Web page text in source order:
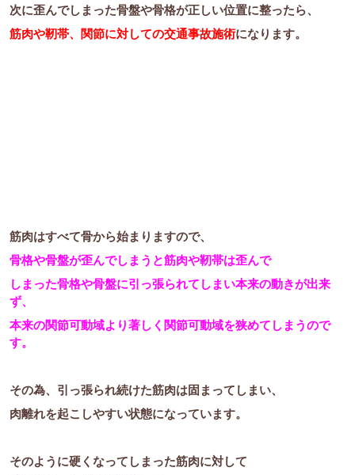
次に歪んでしまった骨盤や骨格が正しい位置に整ったら、
筋肉や靭帯、関節に対しての交通事故施術になります。
筋肉はすべて骨から始まりますので、
骨格や骨盤が歪んでしまうと筋肉や靭帯は歪んで
しまった骨格や骨盤に引っ張られてしまい本来の動きが出来
ず、
本来の関節可動域より著しく関節可動域を狭めてしまうので
す。
その為、引っ張られ続けた筋肉は固まってしまい、
肉離れを起こしやすい状態になっています。
そのように硬くなってしまった筋肉に対して